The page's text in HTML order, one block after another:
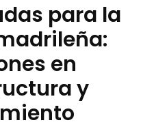
para la
en
y